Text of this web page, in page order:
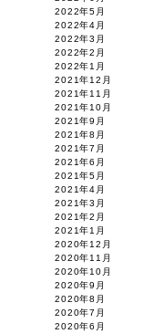
2022年5月
2022年4月
2022年3月
2022年2月
2022年1月
2021年12月
2021年11月
2021年10月
2021年9月
2021年8月
2021年7月
2021年6月
2021年5月
2021年4月
2021年3月
2021年2月
2021年1月
2020年12月
2020年11月
2020年10月
2020年9月
2020年8月
2020年7月
2020年6月